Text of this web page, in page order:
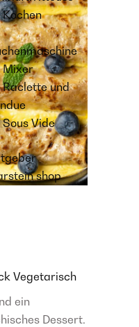
Kochen
Mixer
Raclette und
Sous Vide
shop
Vegetarisch
ein
Dessert.